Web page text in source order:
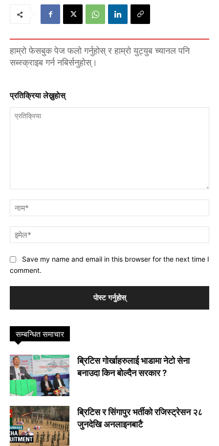
हाम्रो फेसबुक पेज फलो गर्नुहोस् र हाम्रो युट्युब च्यानल पनि
सब्स्क्राइब गर्न नबिर्सनुहोस्।
प्रतिक्रिया लेख्नुहाेस्
Save my name and email in this browser for the next time I
comment.
सम्बन्धित समाचार
ब्रिटिस गोर्खाहरुलाई भाडामा नेटो सेना
बनाउदा किन बाेल्दैन सरकार ?
ब्रिटिस र सिंगापुर भर्तीको रजिस्ट्रेसन २८
जुनदेखि अनलाइनबाटै